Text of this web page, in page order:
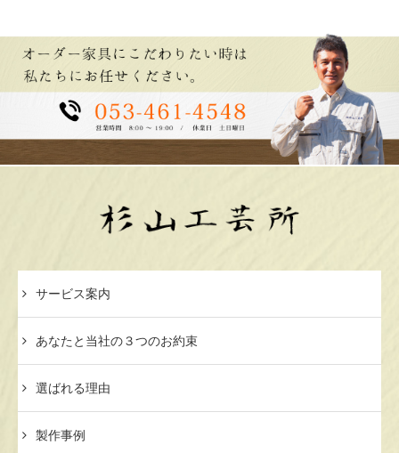
サービス案内
あなたと当社の３つのお約束
選ばれる理由
製作事例